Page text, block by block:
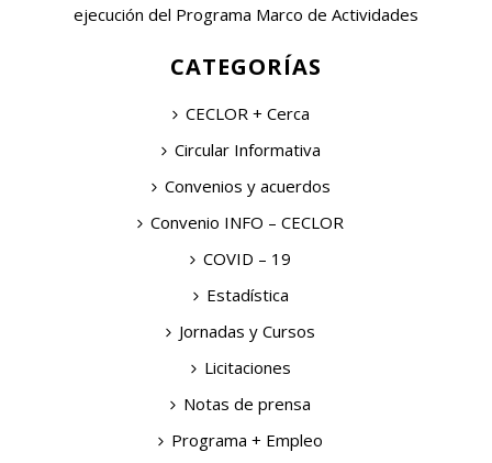
ejecución del Programa Marco de Actividades
CATEGORÍAS
CECLOR + Cerca
Circular Informativa
Convenios y acuerdos
Convenio INFO – CECLOR
COVID – 19
Estadística
Jornadas y Cursos
Licitaciones
Notas de prensa
Programa + Empleo